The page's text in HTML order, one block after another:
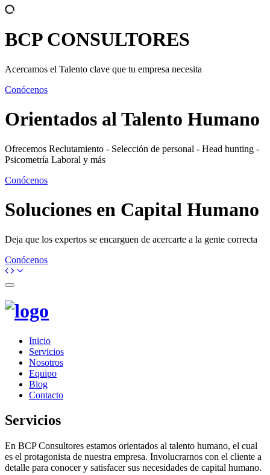
BCPCONSULTORES
Acercamos el Talento clave que tu empresa necesita
Conócenos
Orientados alTalento Humano
Ofrecemos Reclutamiento - Selección de personal - Head hunting -
Psicometría Laboral y más
Conócenos
Soluciones en Capital Humano
Deja que los expertos se encarguen de acercarte a la gente correcta
Conócenos
Toggle
Inicio
Servicios
Nosotros
Equipo
Blog
Contacto
Servicios
En BCP Consultores estamos orientados al talento humano, el cual
es el protagonista de nuestra empresa. Involucrarnos con el cliente a
detalle para conocer y satisfacer sus necesidades de capital humano.